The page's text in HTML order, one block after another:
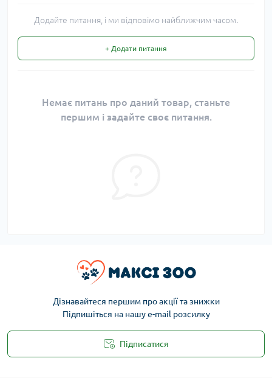
Додайте питання, і ми відповімо найближчим часом.
+ Додати питання
Немає питань про даний товар, станьте
першим і задайте своє питання.
Дізнавайтеся першим про акції та знижки
Підпишіться на нашу e-mail розсилку
Підписатися